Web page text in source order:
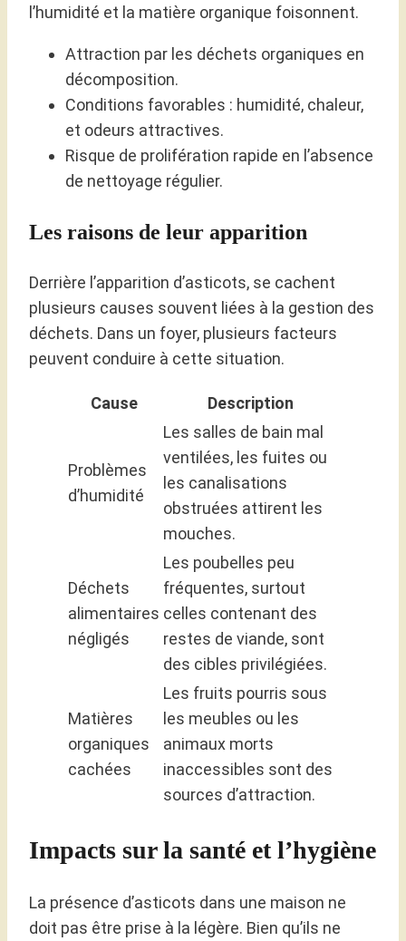
l’humidité et la matière organique foisonnent.
Attraction par les déchets organiques en
décomposition.
Conditions favorables : humidité, chaleur,
et odeurs attractives.
Risque de prolifération rapide en l’absence
de nettoyage régulier.
Les raisons de leur apparition
Derrière l’apparition d’asticots, se cachent
plusieurs causes souvent liées à la gestion des
déchets. Dans un foyer, plusieurs facteurs
peuvent conduire à cette situation.
Cause Description
Problèmes
d’humidité
Les salles de bain mal
ventilées, les fuites ou
les canalisations
obstruées attirent les
mouches.
Déchets
alimentaires
négligés
Les poubelles peu
fréquentes, surtout
celles contenant des
restes de viande, sont
des cibles privilégiées.
Matières
organiques
cachées
Les fruits pourris sous
les meubles ou les
animaux morts
inaccessibles sont des
sources d’attraction.
Impacts sur la santé et l’hygiène
La présence d’asticots dans une maison ne
doit pas être prise à la légère. Bien qu’ils ne